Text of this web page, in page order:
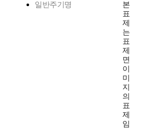
일반주기명
본
표
제
는
표
제
면
이
미
지
의
표
제
임